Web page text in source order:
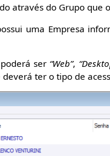
através do Grupo que
uma Empresa
poderá ser “Web”,
ter o tipo de